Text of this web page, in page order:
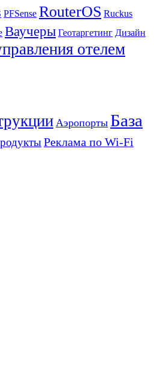
PFSense RouterOS Ruckus
Ваучеры Геотаргетинг Дизайн
отелем
Аэропорты База
Реклама по Wi-Fi